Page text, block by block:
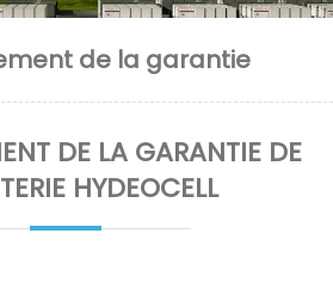
de la garantie
DE LA GARANTIE DE
HYDEOCELL